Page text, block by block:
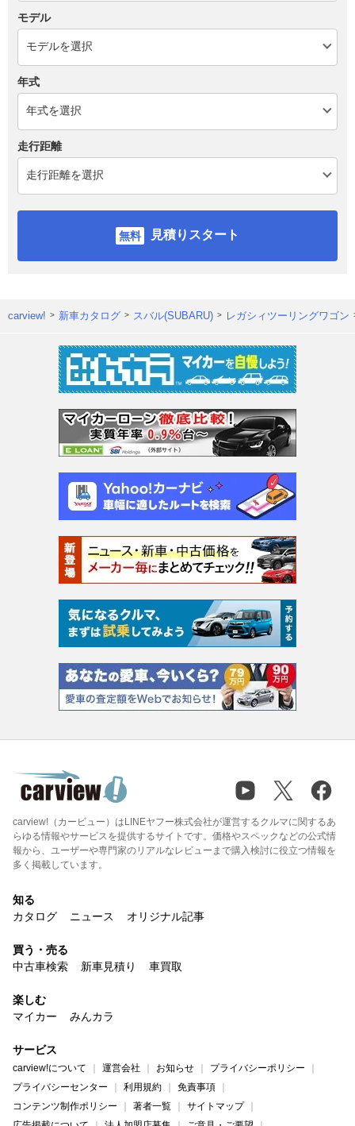
モデル
年式
走行距離
見積りスタート
carview! 新車カタログ スバル(SUBARU) レガシィツーリングワゴン
carview!（カービュー）はLINEヤフー株式会社が運営するクルマに関するあ
らゆる情報やサービスを提供するサイトです。価格やスペックなどの公式情
報から、ユーザーや専門家のリアルなレビューまで購入検討に役立つ情報を
多く掲載しています。
知る
カタログ
ニュース オリジナル記事
買う・売る
中古車検索
新車見積り 車買取
楽しむ
マイカー
みんカラ
サービス
carview!について 運営会社 お知らせ
プライバシーポリシー
プライバシーセンター
利用規約
免責事項
コンテンツ制作ポリシー
著者一覧
サイトマップ